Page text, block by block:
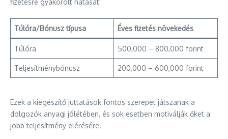
fizetésre gyakorolt hatását:
Túlóra/Bónusz típusa Éves fizetés növekedés
Túlóra 500,000 – 800,000 forint
Teljesítménybónusz 200,000 – 600,000 forint
Ezek a kiegészítő juttatások fontos szerepet játszanak a
dolgozók anyagi jólétében, és sok esetben motiválják őket a
jobb teljesítmény elérésére.